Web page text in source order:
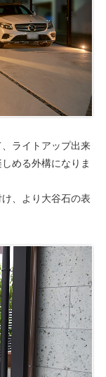
ライトアップ出来
める外構になりま
、より大谷石の表